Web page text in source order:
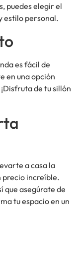
puedes elegir el
estilo personal.
es fácil de
en una opción
de tu sillón
a casa la
precio increíble.
que asegúrate de
tu espacio en un